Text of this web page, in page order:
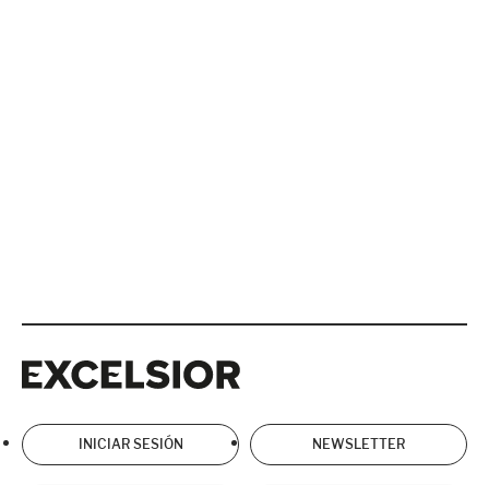
INICIAR SESIÓN NEWSLETTER